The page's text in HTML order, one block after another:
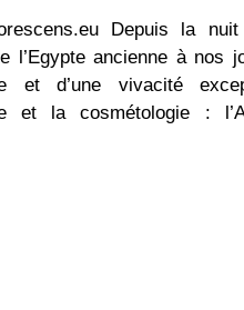
Depuis la
l’Egypte ancienne à nos
et d’une vivacité
et la cosmétologie :